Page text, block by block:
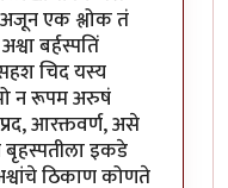
एक श्लोक तं
बर्हस्पतिं
चिद यस्य
न रूपम अरुषं
आरक्तवर्ण, असे
बृहस्पतीला इकडे
ठिकाण कोणते